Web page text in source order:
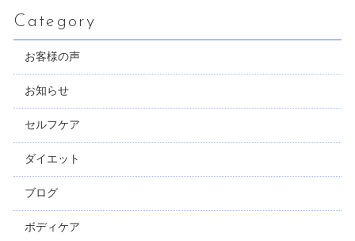
Category
お客様の声
お知らせ
セルフケア
ダイエット
ブログ
ボディケア